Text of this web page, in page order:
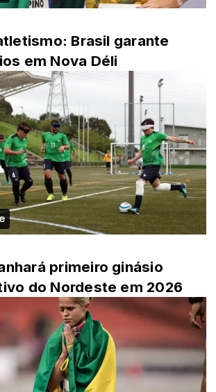
Brasil garante
em Nova Déli
primeiro ginásio
do Nordeste em 2026